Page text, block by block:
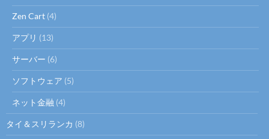
Zen Cart (4)
アプリ (13)
サーバー (6)
ソフトウェア (5)
ネット金融 (4)
タイ＆スリランカ (8)